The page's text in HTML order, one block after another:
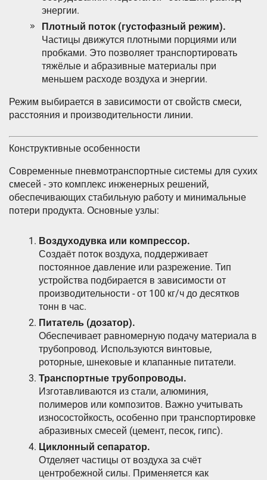
энергии.
Плотный поток (густофазный режим).
Частицы движутся плотными порциями или
пробками. Это позволяет транспортировать
тяжёлые и абразивные материалы при
меньшем расходе воздуха и энергии.
Режим выбирается в зависимости от свойств смеси,
расстояния и производительности линии.
Конструктивные особенности
Современные пневмотранспортные системы для сухих
смесей - это комплекс инженерных решений,
обеспечивающих стабильную работу и минимальные
потери продукта. Основные узлы:
Воздуходувка или компрессор.
Создаёт поток воздуха, поддерживает
постоянное давление или разрежение. Тип
устройства подбирается в зависимости от
производительности - от 100 кг/ч до десятков
тонн в час.
Питатель (дозатор).
Обеспечивает равномерную подачу материала в
трубопровод. Используются винтовые,
роторные, шнековые и клапанные питатели.
Транспортные трубопроводы.
Изготавливаются из стали, алюминия,
полимеров или композитов. Важно учитывать
износостойкость, особенно при транспортировке
абразивных смесей (цемент, песок, гипс).
Циклонный сепаратор.
Отделяет частицы от воздуха за счёт
центробежной силы. Применяется как